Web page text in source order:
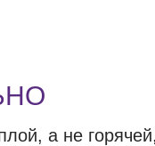
а не